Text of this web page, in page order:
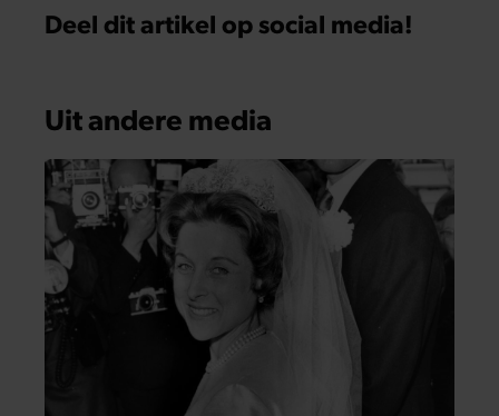
Deel dit artikel op social media!
Uit andere media